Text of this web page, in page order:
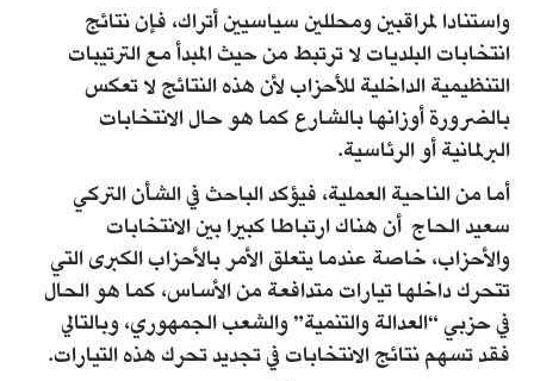
واستنادا لمراقبين ومحللين سياسيين أتراك، فإن نتائج
انتخابات البلديات لا ترتبط من حيث المبدأ مع الترتيبات
التنظيمية الداخلية للأحزاب لأن هذه النتائج لا تعكس
بالضرورة أوزانها بالشارع كما هو حال الانتخابات
البرلمانية أو الرئاسية.
أما من الناحية العملية، فيؤكد الباحث في الشأن التركي
سعيد الحاج أن هناك ارتباطا كبيرا بين الانتخابات
والأحزاب، خاصة عندما يتعلق الأمر بالأحزاب الكبرى التي
تتحرك داخلها تيارات متدافعة من الأساس، كما هو الحال
في حزبي “العدالة والتنمية” والشعب الجمهوري، وبالتالي
فقد تسهم نتائج الانتخابات في تجديد تحرك هذه التيارات.